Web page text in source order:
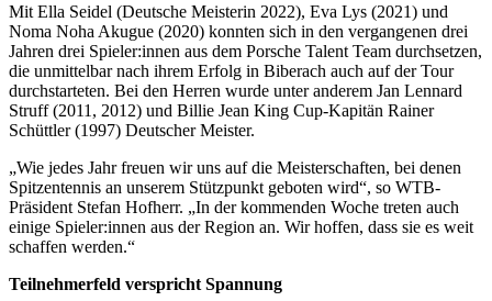
Mit Ella Seidel (Deutsche Meisterin 2022), Eva Lys (2021) und
Noma Noha Akugue (2020) konnten sich in den vergangenen drei
Jahren drei Spieler:innen aus dem Porsche Talent Team durchsetzen,
die unmittelbar nach ihrem Erfolg in Biberach auch auf der Tour
durchstarteten. Bei den Herren wurde unter anderem Jan Lennard
Struff (2011, 2012) und Billie Jean King Cup-Kapitän Rainer
Schüttler (1997) Deutscher Meister.
„Wie jedes Jahr freuen wir uns auf die Meisterschaften, bei denen
Spitzentennis an unserem Stützpunkt geboten wird“, so WTB-
Präsident Stefan Hofherr. „In der kommenden Woche treten auch
einige Spieler:innen aus der Region an. Wir hoffen, dass sie es weit
schaffen werden.“
Teilnehmerfeld verspricht Spannung